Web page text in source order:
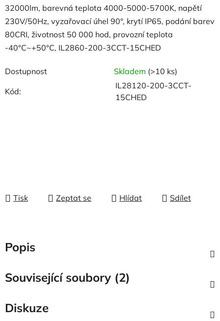
32000lm, barevná teplota 4000-5000-5700K, napětí
230V/50Hz, vyzařovací úhel 90°, krytí IP65, podání barev
80CRI, životnost 50 000 hod, provozní teplota
-40°C~+50°C, IL2860-200-3CCT-15CHED
Dostupnost Skladem (>10 ks)
Kód:
IL28120-200-3CCT-
15CHED
Tisk Zeptat se Hlídat Sdílet
Popis
Související soubory (2)
Diskuze